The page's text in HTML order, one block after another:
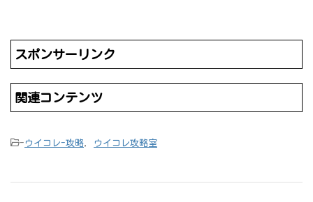
スポンサーリンク
関連コンテンツ
-ウイコレ-攻略, ウイコレ攻略室